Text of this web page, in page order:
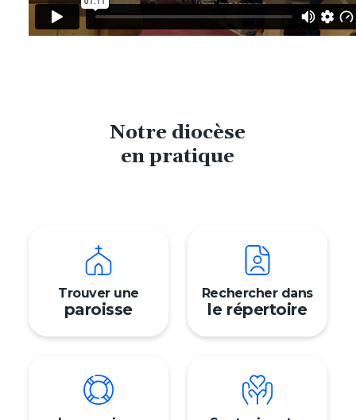
Notre diocèse
en pratique
Trouver une
paroisse
Rechercher dans
le répertoire